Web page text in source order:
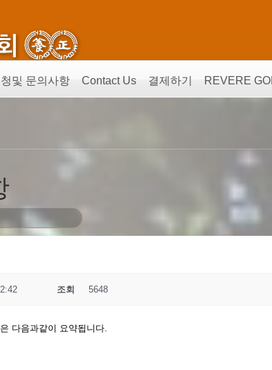
및 문의사항 Contact Us 결제하기 REVERE
조회 5648
다음과같이 요약됩니다.